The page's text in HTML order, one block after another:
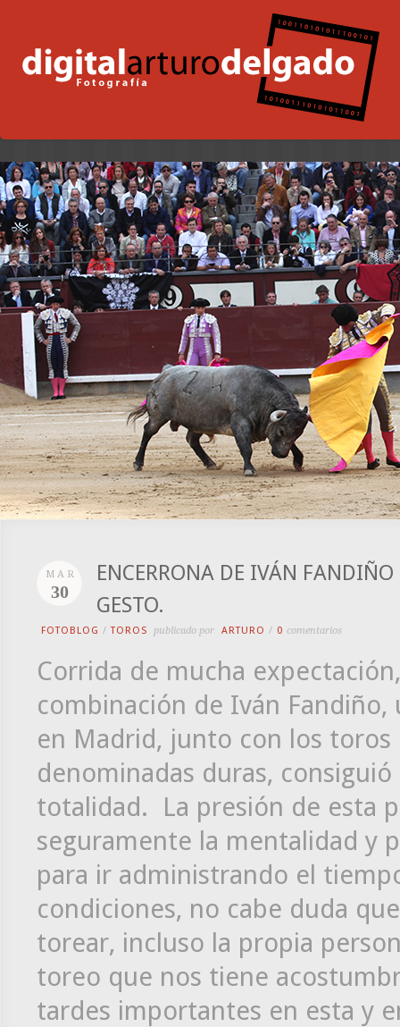
MAR
30
ENCERRONA DE IVÁN
GESTO.
FOTOBLOG /TOROS publicado por ARTURO / 0 comentarios
Corrida de mucha
combinación de Iván
en Madrid, junto con los toros
denominadas duras,
totalidad. La presión de esta
seguramente la mentalidad y
para ir administrando el
condiciones, no cabe duda
torear, incluso la propia
toreo que nos tiene
tardes importantes en esta y